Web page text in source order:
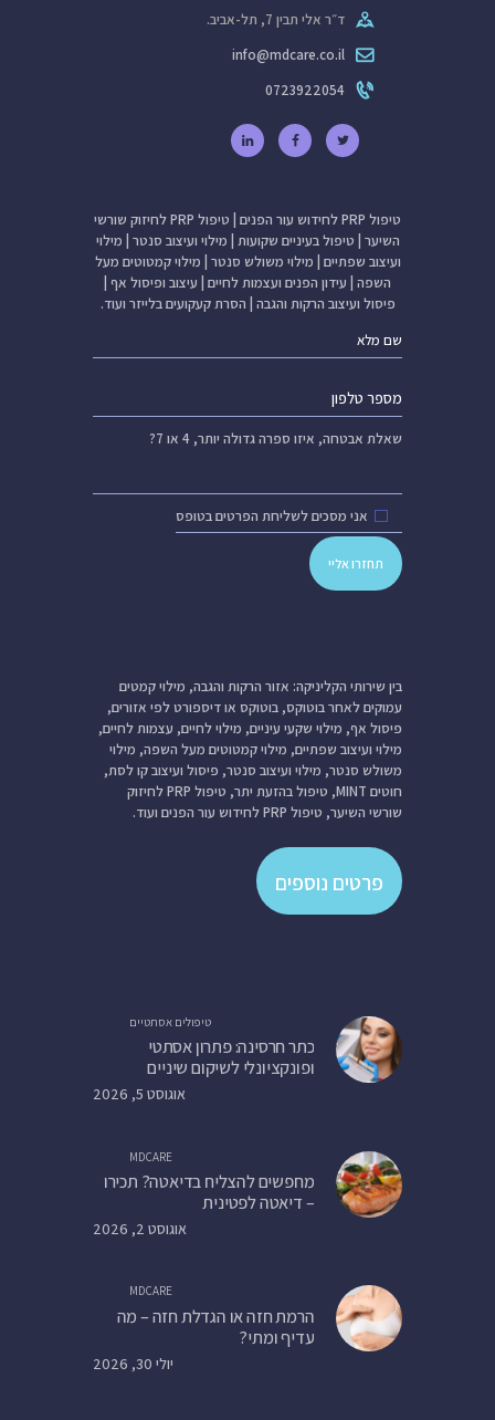
ד״ר אלי תבין 7, תל-אביב.
info@mdcare.co.il
0723922054
טיפול PRP לחידוש עור הפנים
טיפול PRP לחיזוק שורשי
השיער טיפול בעיניים שקועות מילוי ועיצוב סנטר מילוי
ועיצוב שפתיים מילוי משולש סנטר מילוי קמטוטים מעל
השפה עידון הפנים ועצמות לחיים עיצוב ופיסול אף
פיסול ועיצוב הרקות והגבה הסרת קעקועים בלייזר ועוד.
שאלת אבטחה, איזו ספרה גדולה יותר, 4 או 7?
אני מסכים לשליחת הפרטים בטופס
בין שירותי הקליניקה: אזור הרקות והגבה, מילוי קמטים
עמוקים לאחר בוטוקס, בוטוקס או דיספורט לפי אזורים,
פיסול אף, מילוי שקעי עיניים, מילוי לחיים, עצמות לחיים,
מילוי ועיצוב שפתיים, מילוי קמטוטים מעל השפה, מילוי
משולש סנטר, מילוי ועיצוב סנטר, פיסול ועיצוב קו לסת,
חוטים MINT, טיפול בהזעת יתר, טיפול PRP לחיזוק
שורשי השיער, טיפול PRP לחידוש עור הפנים ועוד.
פרטים נוספים
טיפולים אסתטיים
כתר חרסינה: פתרון אסתטי
ופונקציונלי לשיקום שיניים
אוגוסט 5, 2026
MDCARE
מחפשים להצליח בדיאטה? תכירו
– דיאטה לפטינית
אוגוסט 2, 2026
MDCARE
הרמת חזה או הגדלת חזה – מה
עדיף ומתי?
יולי 30, 2026